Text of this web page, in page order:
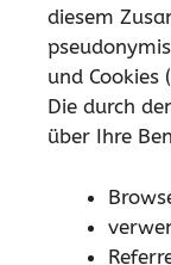
diesem
und Cookies
Die durch
über Ihre